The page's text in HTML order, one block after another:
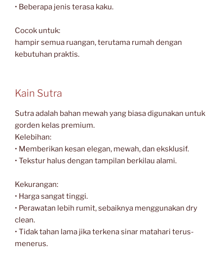
• Beberapa jenis terasa kaku.
Cocok untuk:
hampir semua ruangan, terutama rumah dengan
kebutuhan praktis.
Kain Sutra
Sutra adalah bahan mewah yang biasa digunakan untuk
gorden kelas premium.
Kelebihan:
• Memberikan kesan elegan, mewah, dan eksklusif.
• Tekstur halus dengan tampilan berkilau alami.
Kekurangan:
• Harga sangat tinggi.
• Perawatan lebih rumit, sebaiknya menggunakan dry
clean.
• Tidak tahan lama jika terkena sinar matahari terus-
menerus.